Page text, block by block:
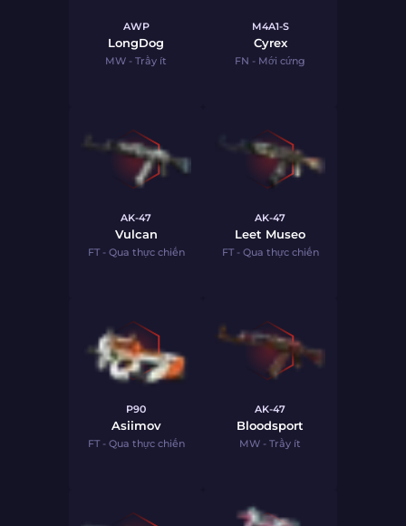
AWP
LongDog
MW - Trầy ít
M4A1-S
Cyrex
FN - Mới cứng
AK-47
Vulcan
FT - Qua thực chiến
AK-47
Leet Museo
FT - Qua thực chiến
P90
Asiimov
FT - Qua thực chiến
AK-47
Bloodsport
MW - Trầy ít